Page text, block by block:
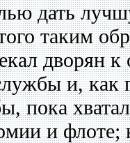
дать
таким
дворян
и, как
пока
и флоте;